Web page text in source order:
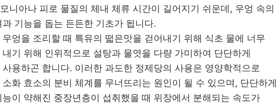
니아나 피로 물질의 체내 체류 시간이 길어지기 쉬운데, 우엉 속의
기능을 돕는 든든한 기초가 됩니다.
엉을 조리할 때 특유의 떫은맛을 걷어내기 위해 식초 물에 너무
기 위해 인위적으로 설탕과 물엿을 다량 가미하여 단단하게
용하곤 합니다. 이러한 과도한 정제당의 사용은 영양학적으로
화 효소의 분비 체계를 무너뜨리는 원인이 될 수 있으며, 단단하게
이 약해진 중장년층이 섭취했을 때 위장에서 분해되는 속도가